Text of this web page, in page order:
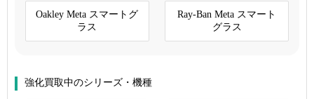
Oakley Meta スマートグ
ラス
Ray-Ban Meta スマート
グラス
強化買取中のシリーズ・機種